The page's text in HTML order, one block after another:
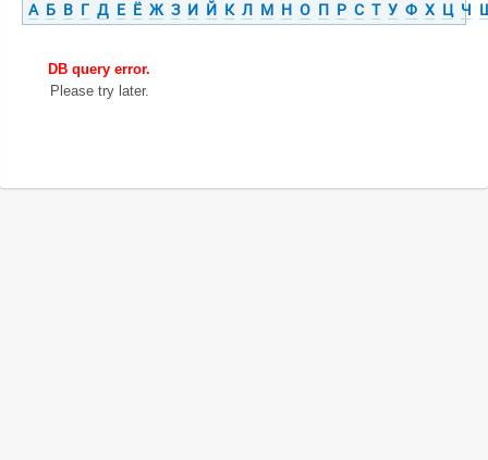
А Б В Г Д Е Ё Ж З И Й К Л М Н О П Р С Т У Ф Х Ц Ч
DB query error.
Please try later.